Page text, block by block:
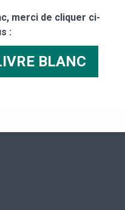
merci de cliquer ci-
:
BLANC